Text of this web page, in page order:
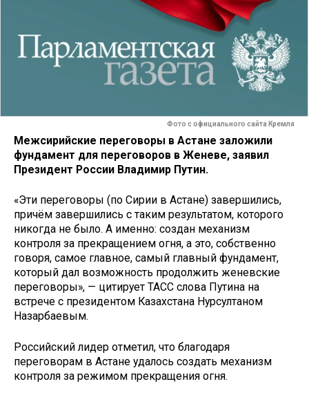
Фото с официального сайта Кремля
Межсирийские переговоры в Астане заложили
фундамент для переговоров в Женеве, заявил
Президент России Владимир Путин.
«Эти переговоры (по Сирии в Астане) завершились,
причём завершились с таким результатом, которого
никогда не было. А именно: создан механизм
контроля за прекращением огня, а это, собственно
говоря, самое главное, самый главный фундамент,
который дал возможность продолжить женевские
переговоры», — цитирует ТАСС слова Путина на
встрече с президентом Казахстана Нурсултаном
Назарбаевым.
Российский лидер отметил, что благодаря
переговорам в Астане удалось создать механизм
контроля за режимом прекращения огня.